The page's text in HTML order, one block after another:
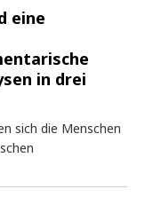
eine
in drei
sich die Menschen